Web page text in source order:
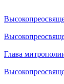
Глава